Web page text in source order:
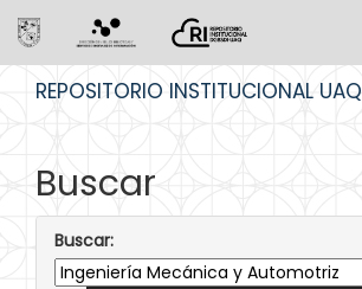
REPOSITORIO INSTITUCIONAL UAQ
Buscar
Buscar: